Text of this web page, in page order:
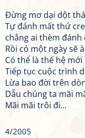
Đừng mơ dại dột
Tự đánh mất thứ
chẳng ai thèm đánh
Rồi có một ngày sẽ
Có thể là thế hệ mới
Tiếp tục cuộc trình
Lừa bao đời trên
Dẫu chúng ta mãi
Mãi mãi trôi đi...
4/2005